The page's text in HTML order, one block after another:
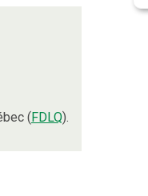
(FDLQ).